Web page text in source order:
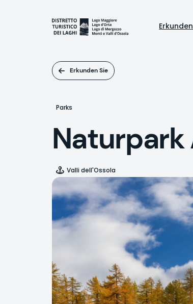
Erkunden Sie
Parks
Naturpark
Valli dell'Ossola